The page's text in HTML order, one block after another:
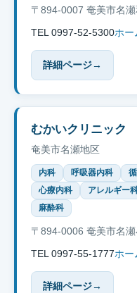
〒894-0007 奄美市名
TEL 0997-52-5300ホー
詳細ページ→
むかいクリニック
奄美市名瀬地区
内科 呼吸器内科
心療内科
アレルギー
麻酔科
〒894-0006 奄美市名
TEL 0997-55-1777ホー
詳細ページ→